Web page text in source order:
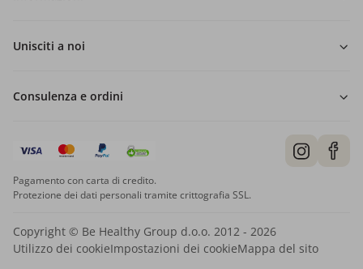
Unisciti a noi
Consulenza e ordini
Pagamento con carta di credito.
Protezione dei dati personali tramite crittografia SSL.
Copyright © Be Healthy Group d.o.o. 2012 - 2026
Utilizzo dei cookieImpostazioni dei cookieMappa del sito